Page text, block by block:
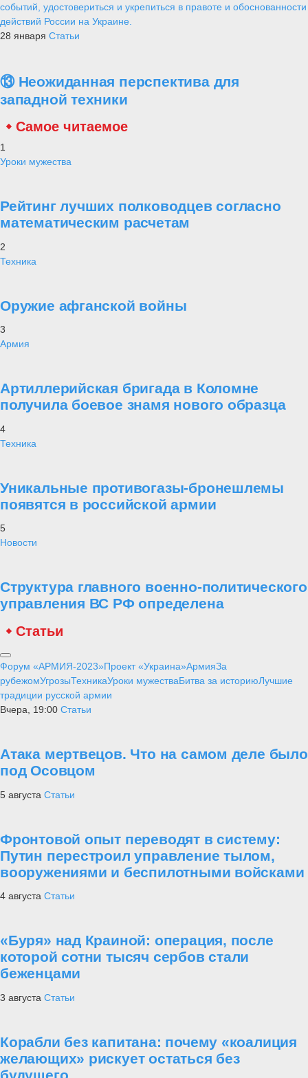
событий, удостовериться и укрепиться в правоте и обоснованности
действий России на Украине.
28 января Статьи
⑬ Неожиданная перспектива для
западной техники
Самое читаемое
1
Уроки мужества
Рейтинг лучших полководцев согласно
математическим расчетам
2
Техника
Оружие афганской войны
3
Армия
Артиллерийская бригада в Коломне
получила боевое знамя нового образца
4
Техника
Уникальные противогазы-бронешлемы
появятся в российской армии
5
Новости
Структура главного военно-политического
управления ВС РФ определена
Статьи
Форум «АРМИЯ-2023»Проект «Украина»АрмияЗа
рубежомУгрозыТехникаУроки мужестваБитва за историюЛучшие
традиции русской армии
Вчера, 19:00 Статьи
Атака мертвецов. Что на самом деле было
под Осовцом
5 августа Статьи
Фронтовой опыт переводят в систему:
Путин перестроил управление тылом,
вооружениями и беспилотными войсками
4 августа Статьи
«Буря» над Краиной: операция, после
которой сотни тысяч сербов стали
беженцами
3 августа Статьи
Корабли без капитана: почему «коалиция
желающих» рискует остаться без
будущего